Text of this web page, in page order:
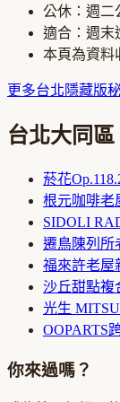
公休： 週二
適合： 週末
本頁為資料
更多台北隱藏版
台北大同區
菸花
根元咖啡老
SIDOLI
遷鳥陳列所
福來許老屋
沙丘甜點複
光生
OOPARTS
你來過嗎？